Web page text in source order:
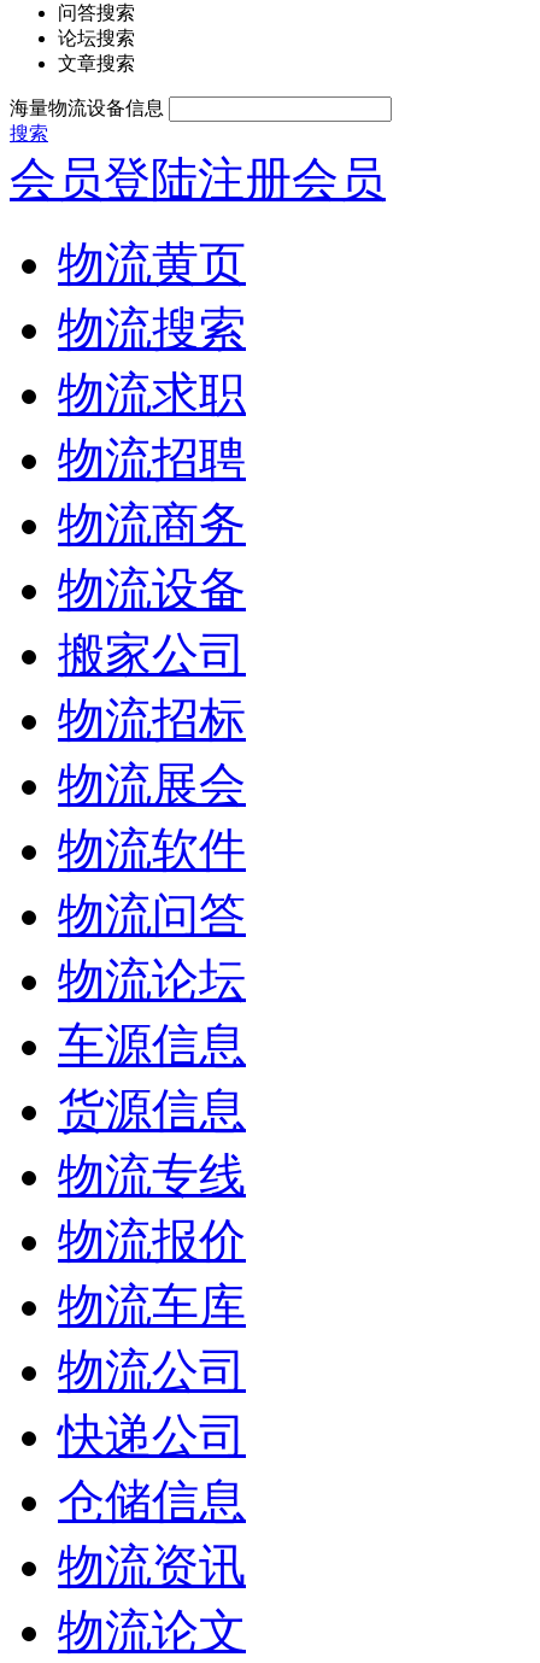
问答搜索
论坛搜索
文章搜索
海量物流设备信息
搜索
会员登陆注册会员
物流黄页
物流搜索
物流求职
物流招聘
物流商务
物流设备
搬家公司
物流招标
物流展会
物流软件
物流问答
物流论坛
车源信息
货源信息
物流专线
物流报价
物流车库
物流公司
快递公司
仓储信息
物流资讯
物流论文